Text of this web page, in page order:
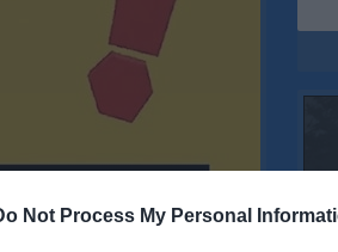
Not Process My Personal